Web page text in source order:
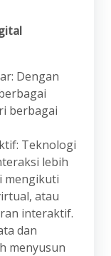
Dengan
berbagai
Teknologi
lebih
mengikuti
atau
interaktif.
dan
menyusun